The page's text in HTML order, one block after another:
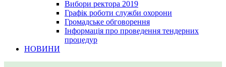
Вибори ректора 2019
Графік роботи служби охорони
Громадське обговорення
Інформація про проведення тендерних
процедур
НОВИНИ